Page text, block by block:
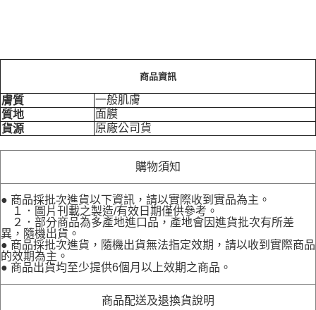
商品資訊
膚質
一般肌膚
質地
面膜
貨源
原廠公司貨
購物須知
● 商品採批次進貨以下資訊，請以實際收到實品為主。
１．圖片刊載之製造/有效日期僅供參考。
２．部分商品為多產地進口品，產地會因進貨批次有所差
異，隨機出貨。
● 商品採批次進貨，隨機出貨無法指定效期，請以收到實際商品
的效期為主。
● 商品出貨均至少提供6個月以上效期之商品。
商品配送及退換貨說明